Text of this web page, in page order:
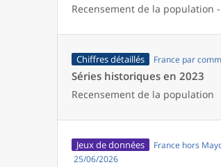
Recensement de la population
Chiffres détaillés France par
Séries historiques en 2023
Recensement de la population
Jeux de données
France hors
25/06/2026